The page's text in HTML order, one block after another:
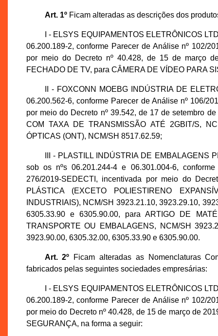
Art. 1ºFicam alteradas as descrições dos
I - ELSYS EQUIPAMENTOS ELETRÔNICOS
06.200.189-2, conforme Parecer de Análise nº 102/
por meio do Decreto nº 40.428, de 15 de março
FECHADO DE TV, para CÂMERA DE VÍDEO PARA
II - FOXCONN MOEBG INDÚSTRIA DE
06.200.562-6, conforme Parecer de Análise nº 106/
por meio do Decreto nº 39.542, de 17 de setembro
COM TAXA DE TRANSMISSÃO ATÉ 2GBIT/S,
ÓPTICAS (ONT), NCM/SH 8517.62.59;
III - PLASTILL INDÚSTRIA DE EMBALAGENS
sob os nºs 06.201.244-4 e 06.301.004-6,
276/2019-SEDECTI, incentivada por meio do
PLÁSTICA (EXCETO POLIESTIRENO
INDUSTRIAIS), NCM/SH 3923.21.10, 3923.29.10,
6305.33.90 e 6305.90.00, para ARTIGO DE
TRANSPORTE OU EMBALAGENS, NCM/SH
3923.90.00, 6305.32.00, 6305.33.90 e 6305.90.00.
Art. 2º Ficam alteradas as Nomenclaturas
fabricados pelas seguintes sociedades empresárias:
I - ELSYS EQUIPAMENTOS ELETRÔNICOS
06.200.189-2, conforme Parecer de Análise nº 102/
por meio do Decreto nº 40.428, de 15 de março de
SEGURANÇA, na forma a seguir: